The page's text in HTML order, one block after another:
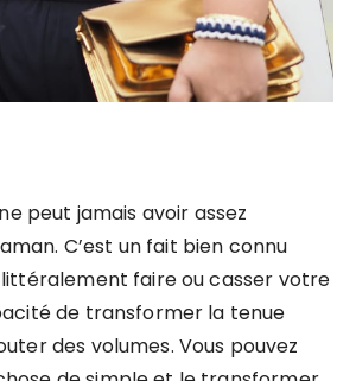
peut jamais avoir assez
C’est un fait bien connu
littéralement faire ou casser votre
de transformer la tenue
des volumes. Vous pouvez